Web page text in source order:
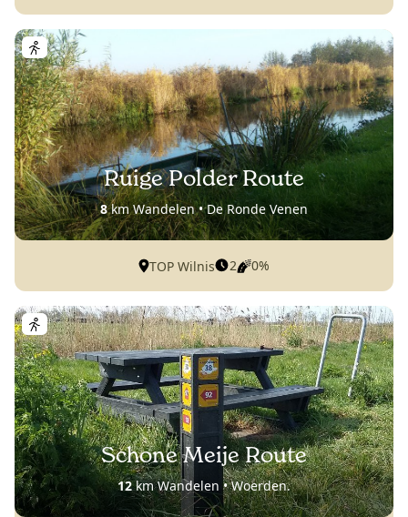
Ruige Polder Route
8km Wandelen • De Ronde Venen
TOP Wilnis 2 0%
Schone Meije Route
12km Wandelen • Woerden.